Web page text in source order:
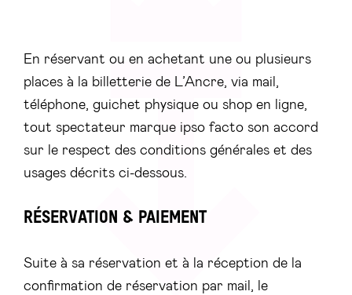
En réservant ou en achetant une ou plusieurs
places à la billetterie de L’Ancre, via mail,
téléphone, guichet physique ou shop en ligne,
tout spectateur marque ipso facto son accord
sur le respect des conditions générales et des
usages décrits ci-dessous.
RÉSERVATION & PAIEMENT
Suite à sa réservation et à la réception de la
confirmation de réservation par mail, le